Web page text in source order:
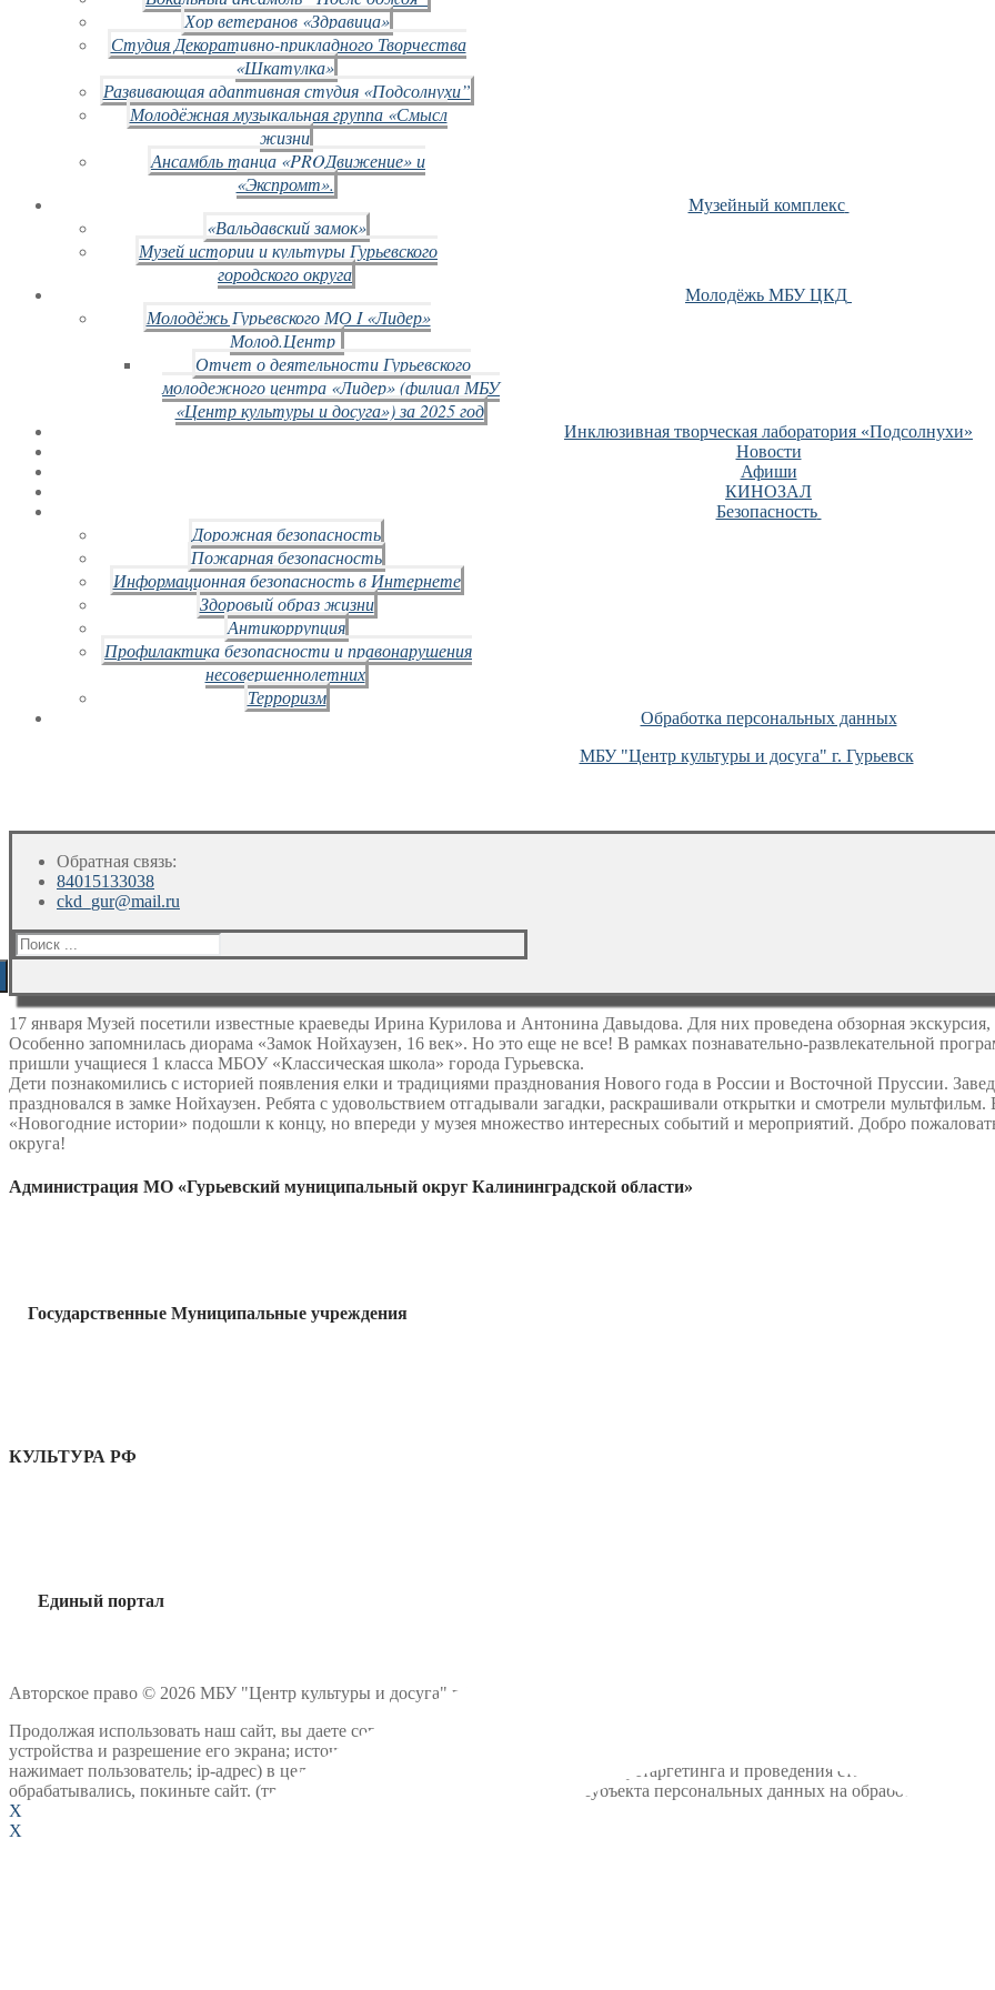
Хор ветеранов «Здравица»
Студия Декоративно-прикладного Творчества
«Шкатулка»
Развивающая адаптивная студия «Подсолнухи”
Молодёжная музыкальная группа «Смысл
жизни
Ансамбль танца «PROДвижение» и
«Экспромт».
Музейный комплекс
«Вальдавский замок»
Музей истории и культуры Гурьевского
городского округа
Молодёжь МБУ ЦКД
Молодёжь Гурьевского МО I «Лидер»
Молод.Центр
Отчет о деятельности Гурьевского
молодежного центра «Лидер» (филиал МБУ
«Центр культуры и досуга») за 2025 год
Инклюзивная творческая лаборатория «Подсолнухи»
Новости
Афиши
КИНОЗАЛ
Безопасность
Дорожная безопасность
Пожарная безопасность
Информационная безопасность в Интернете
Здоровый образ жизни
Антикоррупция
Профилактика безопасности и правонарушения
несовершеннолетних
Терроризм
Обработка персональных данных
МБУ "Центр культуры и досуга" г. Гурьевск
Обратная связь:
84015133038
ckd_gur@mail.ru
Искать:
17 января Музей посетили известные краеведы Ирина Курилова и Антонина Давыдова. Для них проведена обзорная экскурсия,
Особенно запомнилась диорама «Замок Нойхаузен, 16 век». Но это еще не все! В рамках познавательно-развлекательной
пришли учащиеся 1 класса МБОУ «Классическая школа» города Гурьевска.
Дети познакомились с историей появления елки и традициями празднования Нового года в России и Восточной Пруссии.
праздновался в замке Нойхаузен. Ребята с удовольствием отгадывали загадки, раскрашивали открытки и смотрели
«Новогодние истории» подошли к концу, но впереди у музея множество интересных событий и мероприятий. Добро
округа!
Администрация МО «Гурьевский муниципальный округ Калининградской области»
Государственные Муниципальные учреждения
КУЛЬТУРА РФ
Единый портал
Авторское право © 2026 МБУ "Центр культуры и досуга" г. Гурьевск
Продолжая использовать наш сайт, вы даете согласие на обработку файлов cookie, пользовательских данных (сведения о
устройства и разрешение его экрана; источник откуда пришел на сайт пользователь; с какого сайта или по какой рекламе;
нажимает пользователь; ip-адрес) в целях функционирования сайта, проведения ретаргетинга и проведения статистических
обрабатывались, покиньте сайт. (требование ФЗ №152. Статья 9 "Согласие субъекта персональных данных на обработку его
X
X